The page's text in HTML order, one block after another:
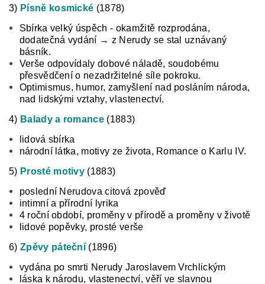
3) Písně kosmické (1878)
Sbírka velký úspěch - okamžitě rozprodána,
dodatečná vydání → z Nerudy se stal uznávaný
básník.
Verše odpovídaly dobové náladě, soudobému
přesvědčení o nezadržitelné síle pokroku.
Optimismus, humor, zamyšlení nad posláním národa,
nad lidskými vztahy, vlastenectví.
4) Balady a romance (1883)
lidová sbírka
národní látka, motivy ze života, Romance o Karlu IV.
5) Prosté motivy (1883)
poslední Nerudova citová zpověď
intimní a přírodní lyrika
4 roční období, proměny v přírodě a proměny v životě
lidové popěvky, prosté verše
6) Zpěvy páteční (1896)
vydána po smrti Nerudy Jaroslavem Vrchlickým
láska k národu, vlastenectví, věří ve slavnou